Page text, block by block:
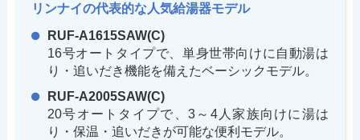
リンナイの代表的な人気給湯器モデル
RUF-A1615SAW(C)
16号オートタイプで、単身世帯向けに自動湯は
り・追いだき機能を備えたベーシックモデル。
RUF-A2005SAW(C)
20号オートタイプで、3～4人家族向けに湯は
り・保温・追いだきが可能な便利モデル。